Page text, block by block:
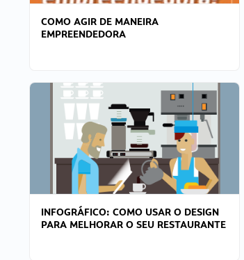
COMO AGIR DE MANEIRA
EMPREENDEDORA
INFOGRÁFICO: COMO USAR O DESIGN
PARA MELHORAR O SEU RESTAURANTE